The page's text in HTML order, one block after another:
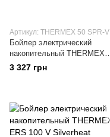
Артикул: THERMEX 50 SPR-V
Бойлер электрический
накопительный THERMEX
SPRINT SPR 50 V
3 327 грн